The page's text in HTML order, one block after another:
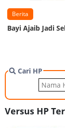
Berita
Bayi Ajaib Jadi
Cari HP
Versus HP